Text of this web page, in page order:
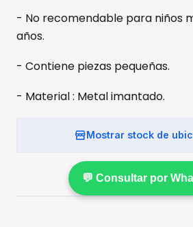
- No recomendable para niños
años.
- Contiene piezas pequeñas.
- Material : Metal imantado.
Mostrar stock de
💬 Consultar por